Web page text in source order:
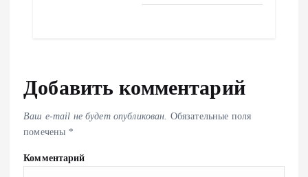
Добавить комментарий
Ваш e-mail не будет опубликован. Обязательные поля
помечены *
Комментарий